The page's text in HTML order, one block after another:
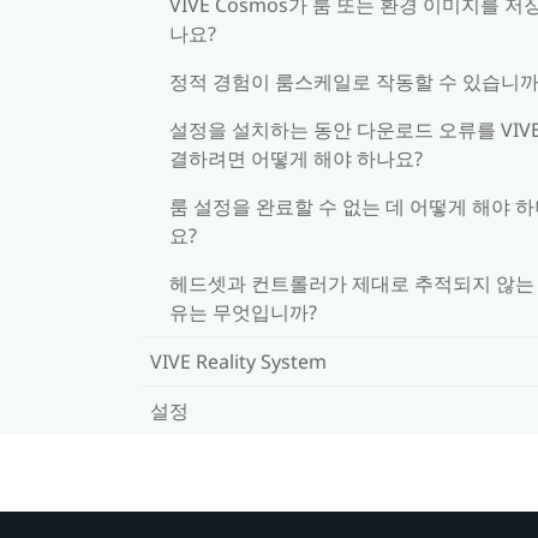
나요?
정적 경험이 룸스케일로 작동할 수 있습니
설정을 설치하는 동안 다운로드 오류를
결하려면 어떻게 해야 하나요?
룸 설정을 완료할 수 없는 데 어떻게 해야
요?
헤드셋과 컨트롤러가 제대로 추적되지 않는
유는 무엇입니까?
VIVE Reality System
설정